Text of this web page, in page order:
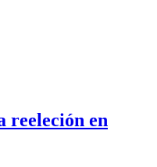
reeleción en